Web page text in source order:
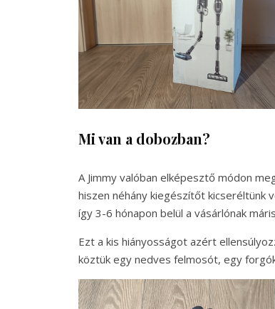
Mi van a dobozban?
A Jimmy valóban elképesztő módon
hiszen néhány kiegészítőt kicseréltünk
így 3-6 hónapon belül a vásárlónak
Ezt a kis hiányosságot azért
köztük egy nedves felmosót, egy